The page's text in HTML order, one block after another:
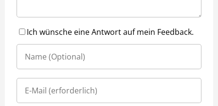
Ich wünsche eine Antwort auf mein Feedback.